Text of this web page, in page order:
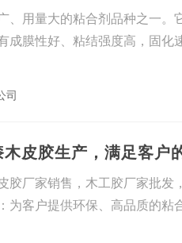
、用量大的粘合剂品种之一
成膜性好、粘结强度高，固
司
皮胶生产，满足客户
胶厂家销售，木工胶厂家批
为客户提供环保、高品质的